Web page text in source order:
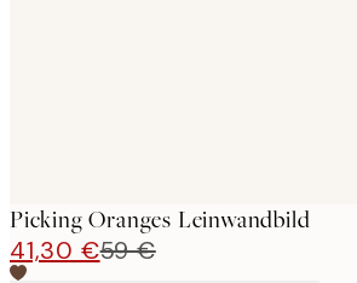
Picking Oranges Leinwandbild
41,30 €59 €